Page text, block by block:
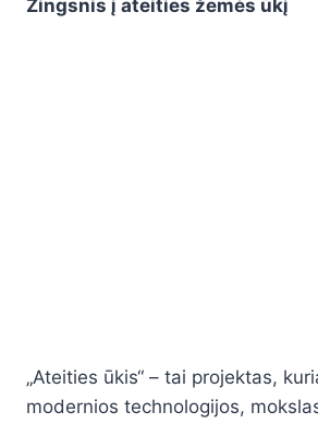
Žingsnis į ateities žemės ūkį
„Ateities ūkis“ – tai projektas,
modernios technologijos,